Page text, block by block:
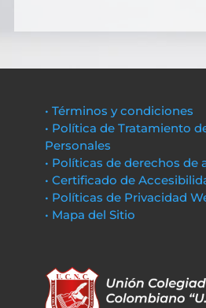
• Términos y condiciones
• Política de Tratamiento
Personales
• Políticas de derechos de
• Certificado de
• Políticas de Privacidad
• Mapa del Sitio